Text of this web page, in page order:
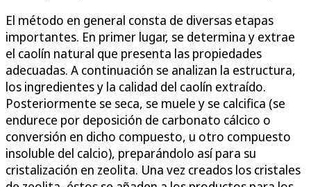
El método en general consta de diversas etapas
importantes. En primer lugar, se determina y extrae
el caolín natural que presenta las propiedades
adecuadas. A continuación se analizan la estructura,
los ingredientes y la calidad del caolín extraído.
Posteriormente se seca, se muele y se calcifica (se
endurece por deposición de carbonato cálcico o
conversión en dicho compuesto, u otro compuesto
insoluble del calcio), preparándolo así para su
cristalización en zeolita. Una vez creados los cristales